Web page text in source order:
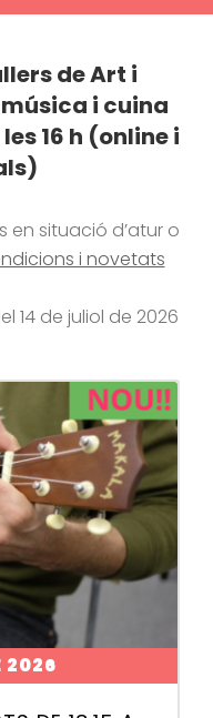
de Art i
i cuina
16 h (online i
en situació d’atur o
i novetats
14 de juliol de 2026
2026